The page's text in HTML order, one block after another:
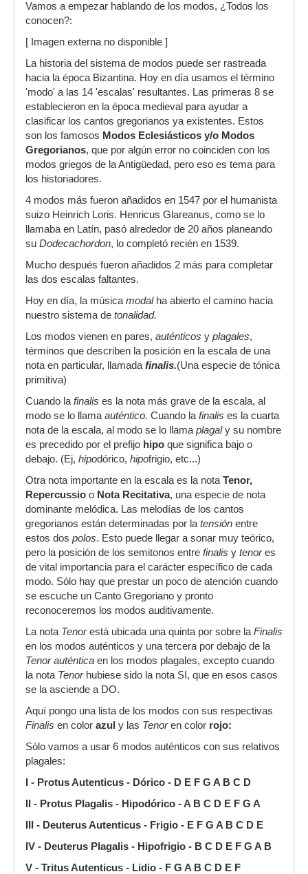
Vamos a empezar hablando de los modos, ¿Todos los
conocen?:
[ Imagen externa no disponible ]
La historia del sistema de modos puede ser rastreada
hacia la época Bizantina. Hoy en día usamos el término
'modo' a las 14 'escalas' resultantes. Las primeras 8 se
establecieron en la época medieval para ayudar a
clasificar los cantos gregorianos ya existentes. Estos
son los famosos Modos Eclesiásticos y/o Modos
Gregorianos, que por algún error no coinciden con los
modos griegos de la Antigüedad, pero eso es tema para
los historiadores.
4 modos más fueron añadidos en 1547 por el humanista
suizo Heinrich Loris. Henricus Glareanus, como se lo
llamaba en Latín, pasó alrededor de 20 años planeando
su Dodecachordon, lo completó recién en 1539.
Mucho después fueron añadidos 2 más para completar
las dos escalas faltantes.
Hoy en día, la música modalha abierto el camino hacia
nuestro sistema de tonalidad.
Los modos vienen en pares, auténticos y plagales,
términos que describen la posición en la escala de una
nota en particular, llamada finalis.(Una especie de tónica
primitiva)
Cuando la finalis es la nota más grave de la escala, al
modo se lo llama auténtico. Cuando la finalis es la cuarta
nota de la escala, al modo se lo llama plagaly su nombre
es precedido por el prefijo hipo que significa bajo o
debajo. (Ej, hipodórico, hipofrigio, etc...)
Otra nota importante en la escala es la nota Tenor,
Repercussio o Nota Recitativa, una especie de nota
dominante melódica. Las melodías de los cantos
gregorianos están determinadas por la tensión entre
estos dos polos. Esto puede llegar a sonar muy teórico,
pero la posición de los semitonos entre finalis y tenores
de vital importancia para el carácter específico de cada
modo. Sólo hay que prestar un poco de atención cuando
se escuche un Canto Gregoriano y pronto
reconoceremos los modos auditivamente.
La nota Tenorestá ubicada una quinta por sobre la Finalis
en los modos auténticos y una tercera por debajo de la
Tenor auténtica en los modos plagales, excepto cuando
la nota Tenorhubiese sido la nota SI, que en esos casos
se la asciende a DO.
Aquí pongo una lista de los modos con sus respectivas
Finalis en color azul y las Tenoren color rojo:
Sólo vamos a usar 6 modos auténticos con sus relativos
plagales:
I - Protus Autenticus - Dórico - D E F G A B C D
II - Protus Plagalis - Hipodórico - A B C D E F G A
III - Deuterus Autenticus - Frigio - E F G A B C D E
IV - Deuterus Plagalis - Hipofrigio - B C D E F G A B
V - Tritus Autenticus - Lidio - F G A B C D E F